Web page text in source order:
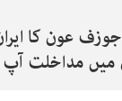
عون کا
میں مداخلت آپ